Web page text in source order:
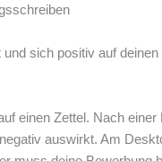
sich positiv auf
einen Zettel. Nach
auswirkt. Am